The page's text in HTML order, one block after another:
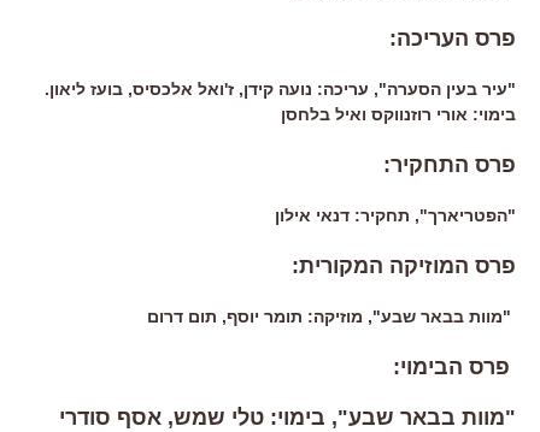
פרס העריכה:
"עיר בעין הסערה", עריכה: נועה קידן, ז'ואל אלכסיס, בועז ליאון.
בימוי: אורי רוזנווקס ואיל בלחסן
פרס התחקיר:
"הפטריארך", תחקיר: דנאי אילון
פרס המוזיקה המקורית:
"מוות בבאר שבע", מוזיקה: תומר יוסף, תום דרום
פרס הבימוי:
"מוות בבאר שבע", בימוי: טלי שמש, אסף סודרי